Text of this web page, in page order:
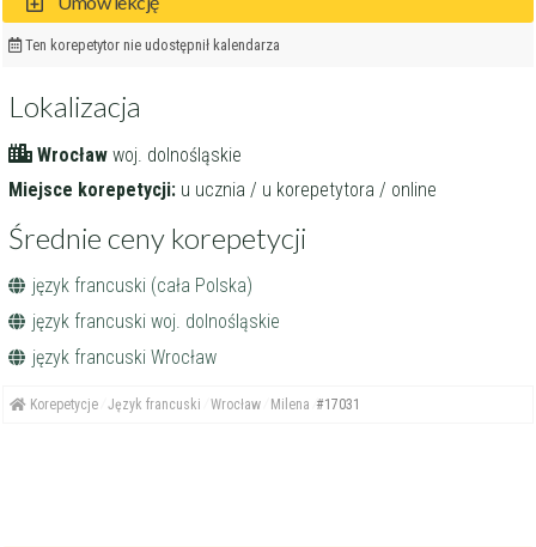
Ten korepetytor nie udostępnił kalendarza
Lokalizacja
Wrocław woj. dolnośląskie
Miejsce korepetycji: u ucznia / u korepetytora / online
Średnie ceny korepetycji
język francuski (cała Polska)
język francuski woj. dolnośląskie
język francuski Wrocław
Korepetycje Język francuski Wrocław Milena #17031